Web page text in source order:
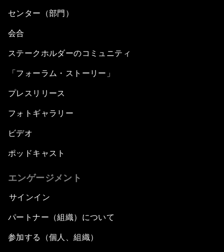
センター（部門）
会合
ステークホルダーのコミュニティ
「フォーラム・ストーリー」
プレスリリース
フォトギャラリー
ビデオ
ポッドキャスト
エンゲージメント
サインイン
パートナー（組織）について
参加する（個人、組織）